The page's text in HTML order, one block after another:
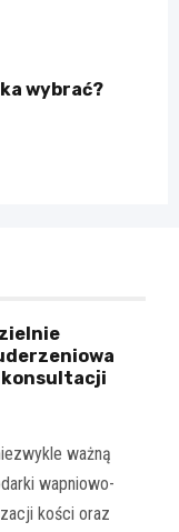
wybrać?
konsultacji
ważną
wapniowo-
kości oraz